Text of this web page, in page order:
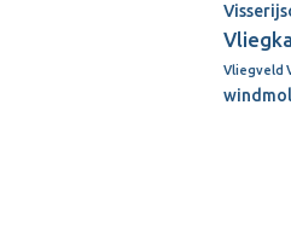
Vliegveld